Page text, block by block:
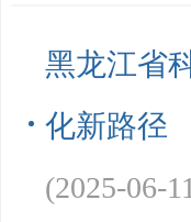
黑龙江省
化新路径
(2025-06-